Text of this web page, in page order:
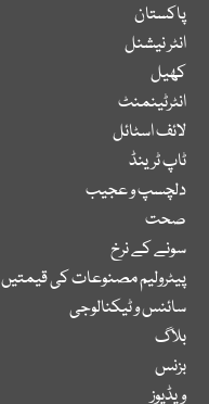
پاکستان
انٹر نیشنل
کھیل
انٹرٹینمنٹ
لائف اسٹائل
ٹاپ ٹرینڈ
دلچسپ و عجیب
صحت
سونے کے نرخ
پیٹرولیم مصنوعات کی قیمتیں
سائنس و ٹیکنالوجی
بلاگ
بزنس
ویڈیوز